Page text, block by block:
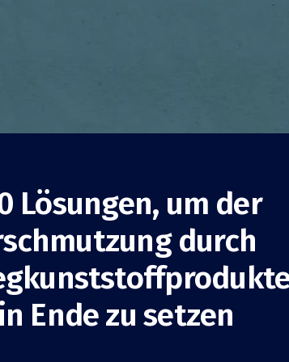
Take-Away
Lösungen, um der
durch
Ende zu setzen